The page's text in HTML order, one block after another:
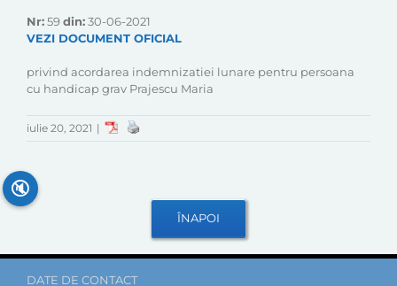
Nr:59din:30-06-2021
VEZI DOCUMENT OFICIAL
privind acordarea indemnizatiei lunare pentru persoana
cu handicap grav Prajescu Maria
iulie 20, 2021 |
DATE DE CONTACT
🔇